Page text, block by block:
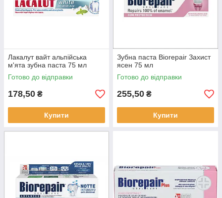
Лакалут вайт альпійська
м'ята зубна паста 75 мл
Готово до відправки
178,50 ₴
Купити
Зубна паста Biorepair Захист
ясен 75 мл
Готово до відправки
255,50 ₴
Купити